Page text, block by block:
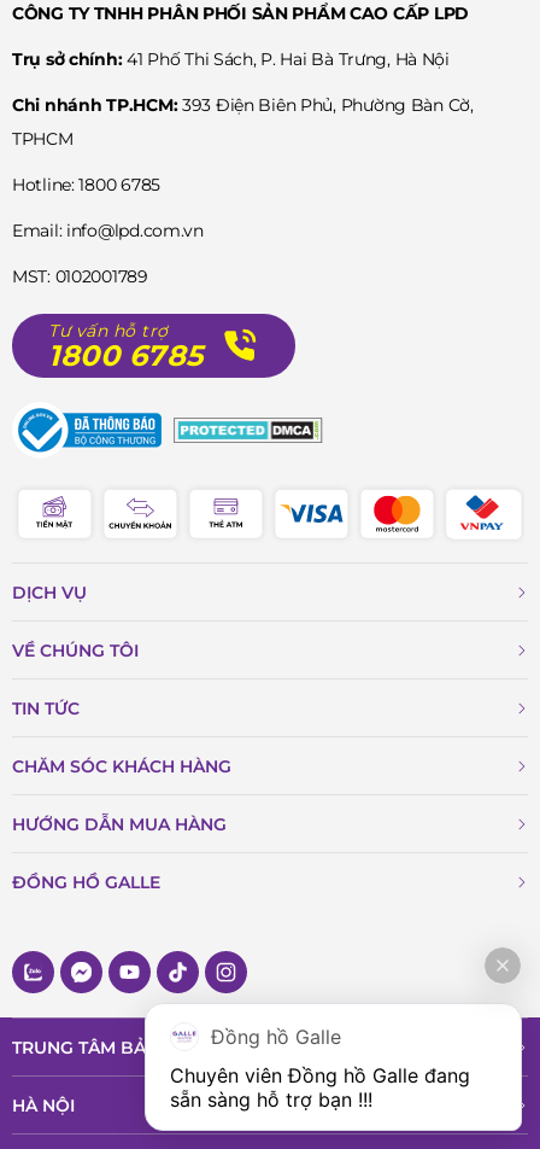
CÔNG TY TNHH PHÂN PHỐI SẢN PHẨM CAO CẤP LPD
Trụ sở chính:41 Phố Thi Sách, P. Hai Bà Trưng, Hà Nội
Chi nhánh TP.HCM:393 Điện Biên Phủ, Phường Bàn Cờ,
TPHCM
Hotline: 1800 6785
Email: info@lpd.com.vn
MST: 0102001789
Tư vấn hỗ trợ
1800 6785
DỊCH VỤ
VỀ CHÚNG TÔI
TIN TỨC
CHĂM SÓC KHÁCH HÀNG
HƯỚNG DẪN MUA HÀNG
ĐỒNG HỒ GALLE
TRUNG TÂM BẢO HÀNH VÀ DỊCH VỤ
HÀ NỘI
Đồng hồ Galle
Chuyên viên Đồng hồ Galle đang
sẵn sàng hỗ trợ bạn !!!